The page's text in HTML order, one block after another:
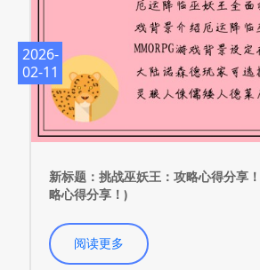
2026-
02-11
新标题：挑战巫妖王：攻略心得分享
略心得分享！)
阅读更多